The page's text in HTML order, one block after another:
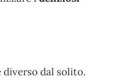
diverso dal solito.